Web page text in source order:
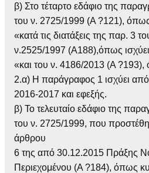
β) Στο τέταρτο εδάφιο της
του ν. 2725/1999 (Α ?121), όπως
«κατά τις διατάξεις της παρ. 3
ν.2525/1997 (Α188),όπως
«και του ν. 4186/2013 (Α ?193),
2.α) Η παράγραφος 1 ισχύει από
2016-2017 και εφεξής.
β) Το τελευταίο εδάφιο της
του ν. 2725/1999, που
άρθρου
6 της από 30.12.2015 Πράξης
Περιεχομένου (Α ?184), όπως